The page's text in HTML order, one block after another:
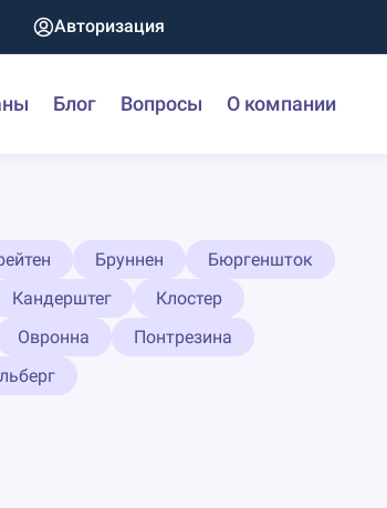
Авторизация
Блог Вопросы О компании
Бруннен
Бюргеншток
Кандерштег
Клостер
Овронна
Понтрезина